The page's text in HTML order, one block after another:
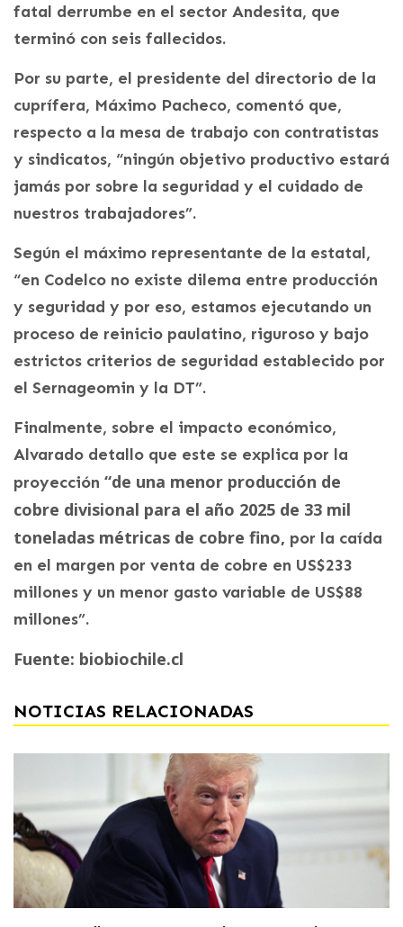
fatal derrumbe en el sector Andesita, que
terminó con seis fallecidos.
Por su parte, el presidente del directorio de la
cuprífera, Máximo Pacheco, comentó que,
respecto a la mesa de trabajo con contratistas
y sindicatos, “ningún objetivo productivo estará
jamás por sobre la seguridad y el cuidado de
nuestros trabajadores”.
Según el máximo representante de la estatal,
“en Codelco no existe dilema entre producción
y seguridad y por eso, estamos ejecutando un
proceso de reinicio paulatino, riguroso y bajo
estrictos criterios de seguridad establecido por
el Sernageomin y la DT”.
Finalmente, sobre el impacto económico,
Alvarado detallo que este se explica por la
proyección “de una menor producción de
cobre divisional para el año 2025 de 33 mil
toneladas métricas de cobre fino, por la caída
en el margen por venta de cobre en US$233
millones y un menor gasto variable de US$88
millones”.
Fuente: biobiochile.cl
NOTICIAS RELACIONADAS